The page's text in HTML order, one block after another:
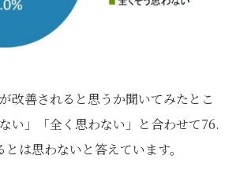
改善されると思うか聞いてみたとこ
い」「全く思わない」と合わせて76.
は思わないと答えています。